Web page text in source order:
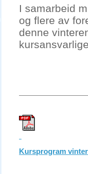
I samarbeid
og flere av
denne
Kursprogram